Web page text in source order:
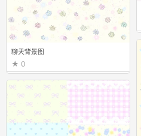
聊天背景图
0